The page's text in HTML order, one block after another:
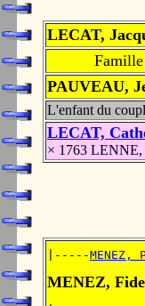
LECAT,
Famille
PAUVEAU,
L'enfant du
LECAT,
× 1763 LENNE,
|-----
MENEZ,